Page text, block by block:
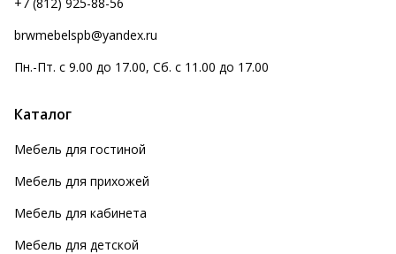
brwmebelspb@yandex.ru
Пн.-Пт. с 9.00 до 17.00, Сб. с 11.00 до 17.00
Каталог
Мебель для гостиной
Мебель для прихожей
Мебель для кабинета
Мебель для детской